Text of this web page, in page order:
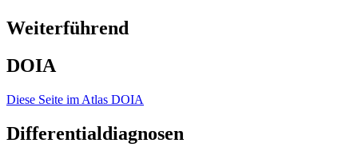
Weiterführend
DOIA
Diese Seite im Atlas DOIA
Differentialdiagnosen